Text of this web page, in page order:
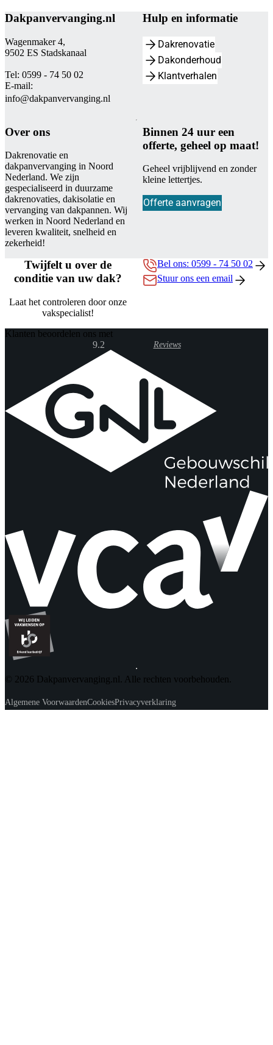
Dakpanvervanging.nl
Wagenmaker 4,
9502 ES Stadskanaal
Tel: 0599 - 74 50 02
E-mail:
info@dakpanvervanging.nl
Hulp en informatie
Dakrenovatie
Dakonderhoud
Klantverhalen
Over ons
Dakrenovatie en
dakpanvervanging in Noord
Nederland. We zijn
gespecialiseerd in duurzame
dakrenovaties, dakisolatie en
vervanging van dakpannen. Wij
werken in Noord Nederland en
leveren kwaliteit, snelheid en
zekerheid!
Binnen 24 uur een
offerte, geheel op maat!
Geheel vrijblijvend en zonder
kleine lettertjes.
Offerte aanvragen
Twijfelt u over de
conditie van uw dak?
Laat het controleren door onze
vakspecialist!
Bel ons: 0599 - 74 50 02
Stuur ons een email
Klanten beoordelen ons met
9.2
Reviews
© 2026 Dakpanvervanging.nl. Alle rechten voorbehouden.
Algemene VoorwaardenCookiesPrivacyverklaring